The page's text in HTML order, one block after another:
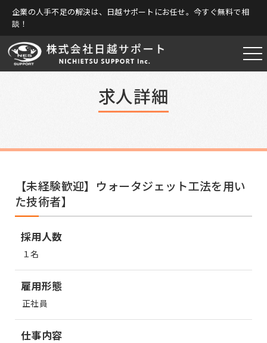
企業の人手不足の解決は、日越サポートにお任せ。今すぐ無料で相
談！
求人詳細
【未経験歓迎】ウォータジェット工法を用い
た技術者】
採用人数
１名
雇用形態
正社員
仕事内容